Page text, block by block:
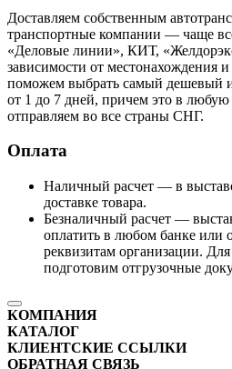
Доставляем собственным
транспортные компании — чаще
«Деловые линии», КИТ,
зависимости от местонахождения и
поможем выбрать самый дешевый
от 1 до 7 дней, причем это в
отправляем во все страны СНГ.
Оплата
Наличный расчет — в
доставке товара.
Безналичный расчет —
оплатить в любом банке или
реквизитам организации.
подготовим отгрузочные
КОМПАНИЯ
КАТАЛОГ
КЛИЕНТСКИЕ ССЫЛКИ
ОБРАТНАЯ СВЯЗЬ